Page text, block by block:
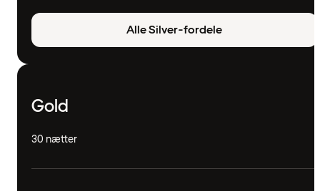
Alle Silver-fordele
Gold
30 nætter